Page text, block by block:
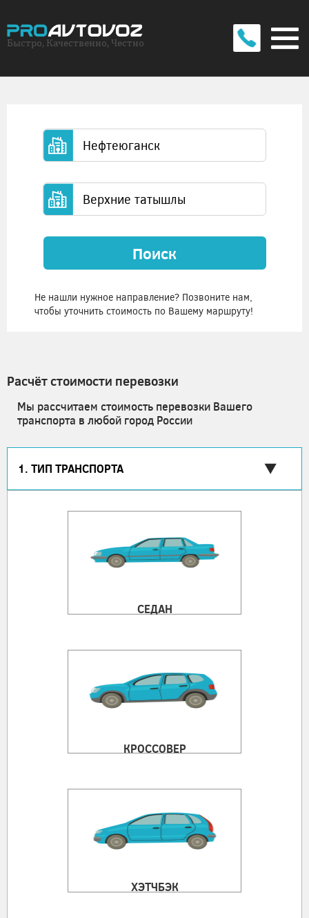
Быстро, Качественно, Честно
Поиск
Не нашли нужное направление? Позвоните нам,
чтобы уточнить стоимость по Вашему маршруту!
Расчёт стоимости перевозки
Мы рассчитаем стоимость перевозки Вашего
транспорта в любой город России
1. ТИП ТРАНСПОРТА
СЕДАН
КРОССОВЕР
ХЭТЧБЭК